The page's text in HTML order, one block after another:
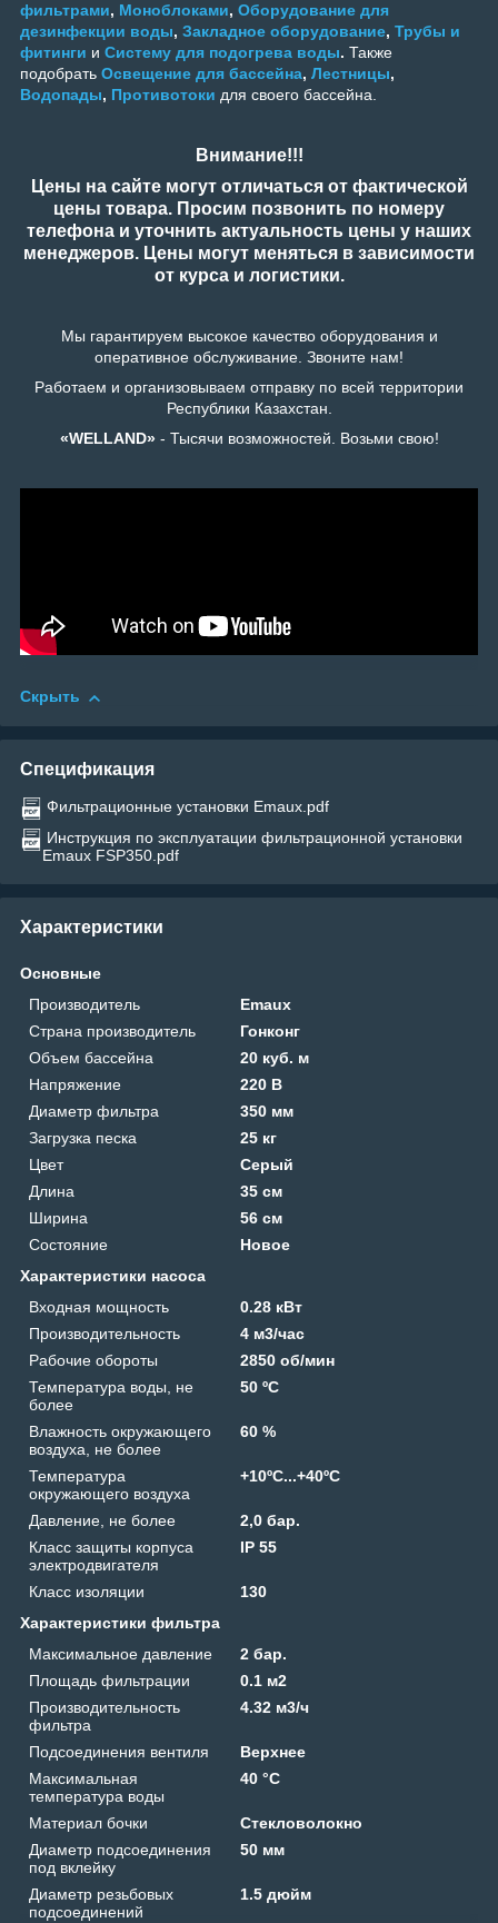
фильтрами, Моноблоками, Оборудование для
дезинфекции воды, Закладное оборудование, Трубы и
фитинги и Систему для подогрева воды. Также
подобрать Освещение для бассейна, Лестницы,
Водопады, Противотоки для своего бассейна.
Внимание!!!
Цены на сайте могут отличаться от фактической
цены товара. Просим позвонить по номеру
телефона и уточнить актуальность цены у наших
менеджеров. Цены могут меняться в зависимости
от курса и логистики.
Мы гарантируем высокое качество оборудования и
оперативное обслуживание. Звоните нам!
Работаем и организовываем отправку по всей территории
Республики Казахстан.
«WELLAND»- Тысячи возможностей. Возьми свою!
Скрыть
Спецификация
Фильтрационные установки Emaux.pdf
Инструкция по эксплуатации фильтрационной установки
Emaux FSP350.pdf
Характеристики
Основные
Производитель
Emaux
Страна производитель
Гонконг
Объем бассейна
20 куб. м
Напряжение
220 В
Диаметр фильтра
350 мм
Загрузка песка
25 кг
Цвет
Серый
Длина
35 см
Ширина
56 см
Состояние
Новое
Характеристики насоса
Входная мощность
0.28 кВт
Производительность
4 м3/час
Рабочие обороты
2850 об/мин
Температура воды, не
более
50 ºС
Влажность окружающего
воздуха, не более
60 %
Температура
окружающего воздуха
+10ºС...+40ºС
Давление, не более
2,0 бар.
Класс защиты корпуса
электродвигателя
IP 55
Класс изоляции
130
Характеристики фильтра
Максимальное давление
2 бар.
Площадь фильтрации
0.1 м2
Производительность
фильтра
4.32 м3/ч
Подсоединения вентиля
Верхнее
Максимальная
температура воды
40 °C
Материал бочки
Стекловолокно
Диаметр подсоединения
под вклейку
50 мм
Диаметр резьбовых
подсоединений
1.5 дюйм